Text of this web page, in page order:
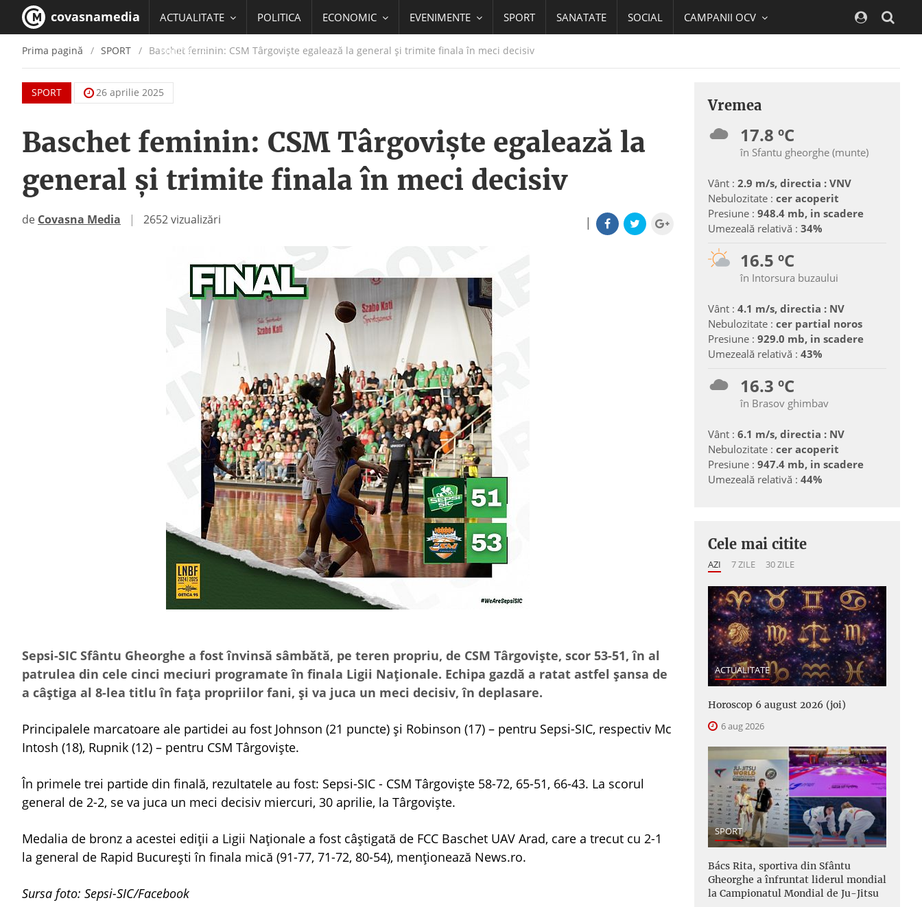
covasnamedia ACTUALITATE POLITICA ECONOMIC EVENIMENTE SPORT SANATATE SOCIAL CAMPANII OCV
EDUCATIE
Prima pagină SPORT Baschet feminin: CSM Târgovişte egalează la general şi trimite finala în meci decisiv
SPORT 26 aprilie 2025
Baschet feminin: CSM Târgovişte egalează la
general şi trimite finala în meci decisiv
|
de Covasna Media | 2652 vizualizări
Sepsi-SIC Sfântu Gheorghe a fost învinsă sâmbătă, pe teren propriu, de CSM Târgovişte, scor 53-51, în al
patrulea din cele cinci meciuri programate în finala Ligii Naţionale. Echipa gazdă a ratat astfel şansa de
a câştiga al 8-lea titlu în faţa propriilor fani, şi va juca un meci decisiv, în deplasare.
Principalele marcatoare ale partidei au fost Johnson (21 puncte) şi Robinson (17) – pentru Sepsi-SIC, respectiv Mc
Intosh (18), Rupnik (12) – pentru CSM Târgovişte.
În primele trei partide din finală, rezultatele au fost: Sepsi-SIC - CSM Târgovişte 58-72, 65-51, 66-43. La scorul
general de 2-2, se va juca un meci decisiv miercuri, 30 aprilie, la Târgovişte.
Medalia de bronz a acestei ediţii a Ligii Naţionale a fost câştigată de FCC Baschet UAV Arad, care a trecut cu 2-1
la general de Rapid Bucureşti în finala mică (91-77, 71-72, 80-54), menţionează News.ro.
Sursa foto: Sepsi-SIC/Facebook
Vremea
17.8 ºC
în Sfantu gheorghe (munte)
Vânt : 2.9 m/s, directia : VNV
Nebulozitate : cer acoperit
Presiune : 948.4 mb, in scadere
Umezeală relativă : 34%
16.5 ºC
în Intorsura buzaului
Vânt : 4.1 m/s, directia : NV
Nebulozitate : cer partial noros
Presiune : 929.0 mb, in scadere
Umezeală relativă : 43%
16.3 ºC
în Brasov ghimbav
Vânt : 6.1 m/s, directia : NV
Nebulozitate : cer acoperit
Presiune : 947.4 mb, in scadere
Umezeală relativă : 44%
Cele mai citite
AZI 7 ZILE 30 ZILE
ACTUALITATE
Horoscop 6 august 2026 (joi)
6 aug 2026
SPORT
Bács Rita, sportiva din Sfântu
Gheorghe a înfruntat liderul mondial
la Campionatul Mondial de Ju-Jitsu